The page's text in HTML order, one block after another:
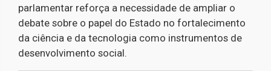
parlamentar reforça a necessidade de ampliar o
debate sobre o papel do Estado no fortalecimento
da ciência e da tecnologia como instrumentos de
desenvolvimento social.